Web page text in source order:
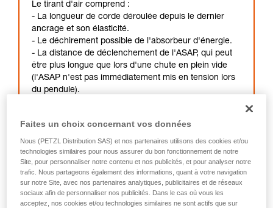
Le tirant d'air comprend :
- La longueur de corde déroulée depuis le dernier
ancrage et son élasticité.
- Le déchirement possible de l'absorbeur d'énergie.
- La distance de déclenchement de l'ASAP, qui peut
être plus longue que lors d'une chute en plein vide
(l'ASAP n'est pas immédiatement mis en tension lors
du pendule).
son équipier, devra installer un autre système pour
l'évacuation.
Précautions :
- Toujours garder la corde de l'ASAP en tension, sans boucle
de mou.
Faites un choix concernant vos données
Nous (PETZL Distribution SAS) et nos partenaires utilisons des cookies et/ou
technologies similaires pour nous assurer du bon fonctionnement de notre
Site, pour personnaliser notre contenu et nos publicités, et pour analyser notre
trafic. Nous partageons également des informations, quant à votre navigation
sur notre Site, avec nos partenaires analytiques, publicitaires et de réseaux
sociaux afin de personnaliser nos publicités. Dans le cas où vous les
acceptez, nos cookies et/ou technologies similaires ne sont actifs que sur